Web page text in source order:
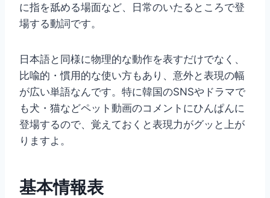
に指を舐める場面など、日常のいたるところで登
場する動詞です。
日本語と同様に物理的な動作を表すだけでなく、
比喩的・慣用的な使い方もあり、意外と表現の幅
が広い単語なんです。特に韓国のSNSやドラマで
も犬・猫などペット動画のコメントにひんぱんに
登場するので、覚えておくと表現力がグッと上が
りますよ。
基本情報表